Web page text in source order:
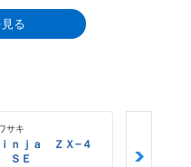
められる、快適性、積載性能、
ら開発されたツーリズモヴェロ
る
サキ
ｉｎｊａ ＺＸ−４
ＳＥ